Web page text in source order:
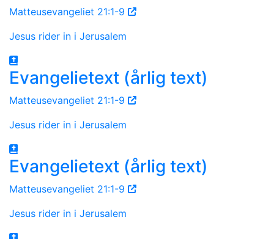
Matteusevangeliet 21:1-9
Jesus rider in i Jerusalem
Evangelietext (årlig text)
Matteusevangeliet 21:1-9
Jesus rider in i Jerusalem
Evangelietext (årlig text)
Matteusevangeliet 21:1-9
Jesus rider in i Jerusalem